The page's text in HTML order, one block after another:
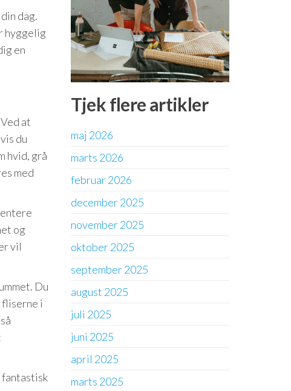
dag.
hyggelig
en
at
du
hvid, grå
med
og
vil
Du
i
Tjek flere artikler
maj 2026
marts 2026
februar 2026
december 2025
november 2025
oktober 2025
september 2025
august 2025
juli 2025
juni 2025
april 2025
marts 2025